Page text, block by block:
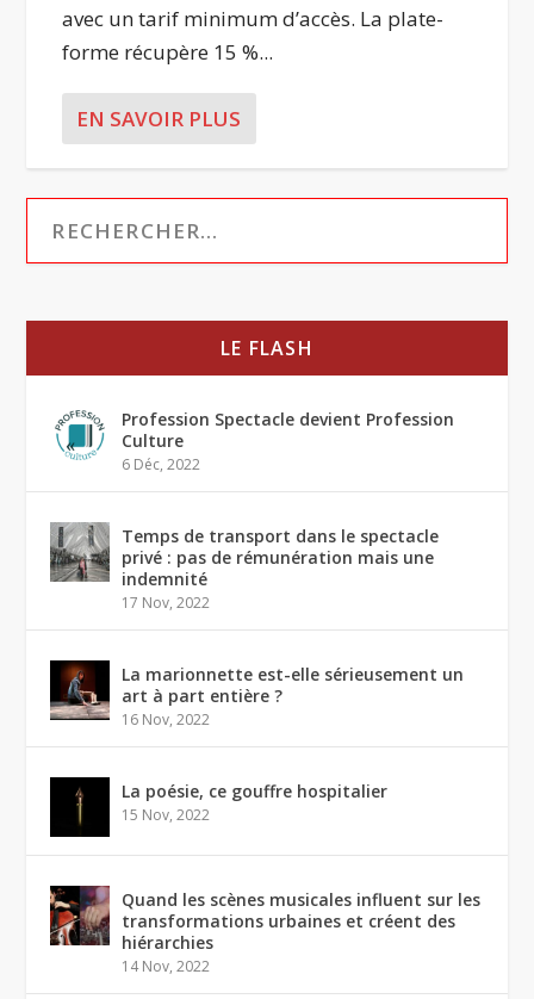
avec un tarif minimum d’accès. La plate-
forme récupère 15 %...
EN SAVOIR PLUS
LE FLASH
Profession Spectacle devient Profession
Culture
6 Déc, 2022
Temps de transport dans le spectacle
privé : pas de rémunération mais une
indemnité
17 Nov, 2022
La marionnette est-elle sérieusement un
art à part entière ?
16 Nov, 2022
La poésie, ce gouffre hospitalier
15 Nov, 2022
Quand les scènes musicales influent sur les
transformations urbaines et créent des
hiérarchies
14 Nov, 2022